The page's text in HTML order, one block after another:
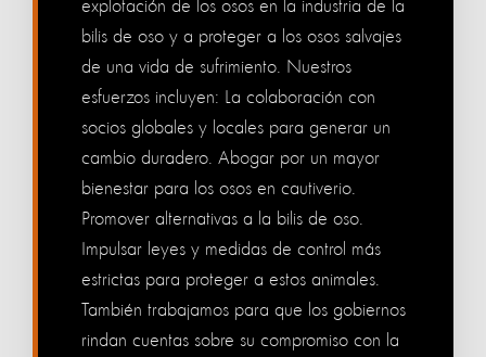
explotación de los osos en la industria de la
bilis de oso y a proteger a los osos salvajes
de una vida de sufrimiento. Nuestros
esfuerzos incluyen: La colaboración con
socios globales y locales para generar un
cambio duradero. Abogar por un mayor
bienestar para los osos en cautiverio.
Promover alternativas a la bilis de oso.
Impulsar leyes y medidas de control más
estrictas para proteger a estos animales.
También trabajamos para que los gobiernos
rindan cuentas sobre su compromiso con la